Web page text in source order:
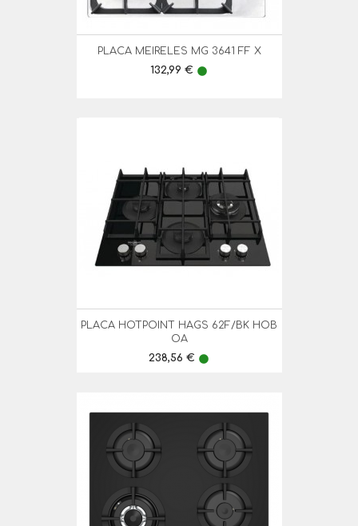
PLACA MEIRELES MG 3641 FF X
Preço
132,99 € lens
PLACA HOTPOINT HAGS 62F/BK HOB
OA
Preço
238,56 € lens